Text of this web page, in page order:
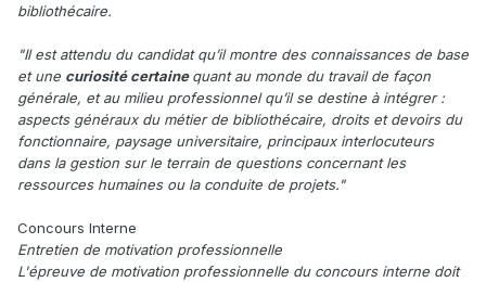
bibliothécaire.
"Il est attendu du candidat qu’il montre des connaissances de base
et une curiosité certainequant au monde du travail de façon
générale, et au milieu professionnel qu’il se destine à intégrer :
aspects généraux du métier de bibliothécaire, droits et devoirs du
fonctionnaire, paysage universitaire, principaux interlocuteurs
dans la gestion sur le terrain de questions concernant les
ressources humaines ou la conduite de projets."
Concours Interne
Entretien de motivation professionnelle
L'épreuve de motivation professionnelle du concours interne doit